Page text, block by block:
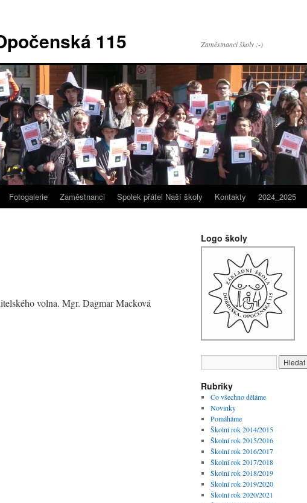
115 Zaměstnanci školy :-)
Fotogalerie Zaměstnanci Spolek přátel Naší školy Kontakty 2024_2025
volna. Mgr. Dagmar Macková
Logo školy
Rubriky
Co všechno děláme
Novinky
Pomáháme
Školní rok 2014/2015
Školní rok 2015/2016
Školní rok 2016/2017
Školní rok 2017/2018
Školní rok 2018/2019
Školní rok 2019/2020
Školní rok 2020/2021